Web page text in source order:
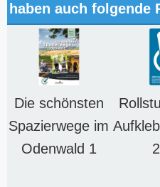
haben auch folgende
Die schönsten
Spazierwege im
Odenwald 1